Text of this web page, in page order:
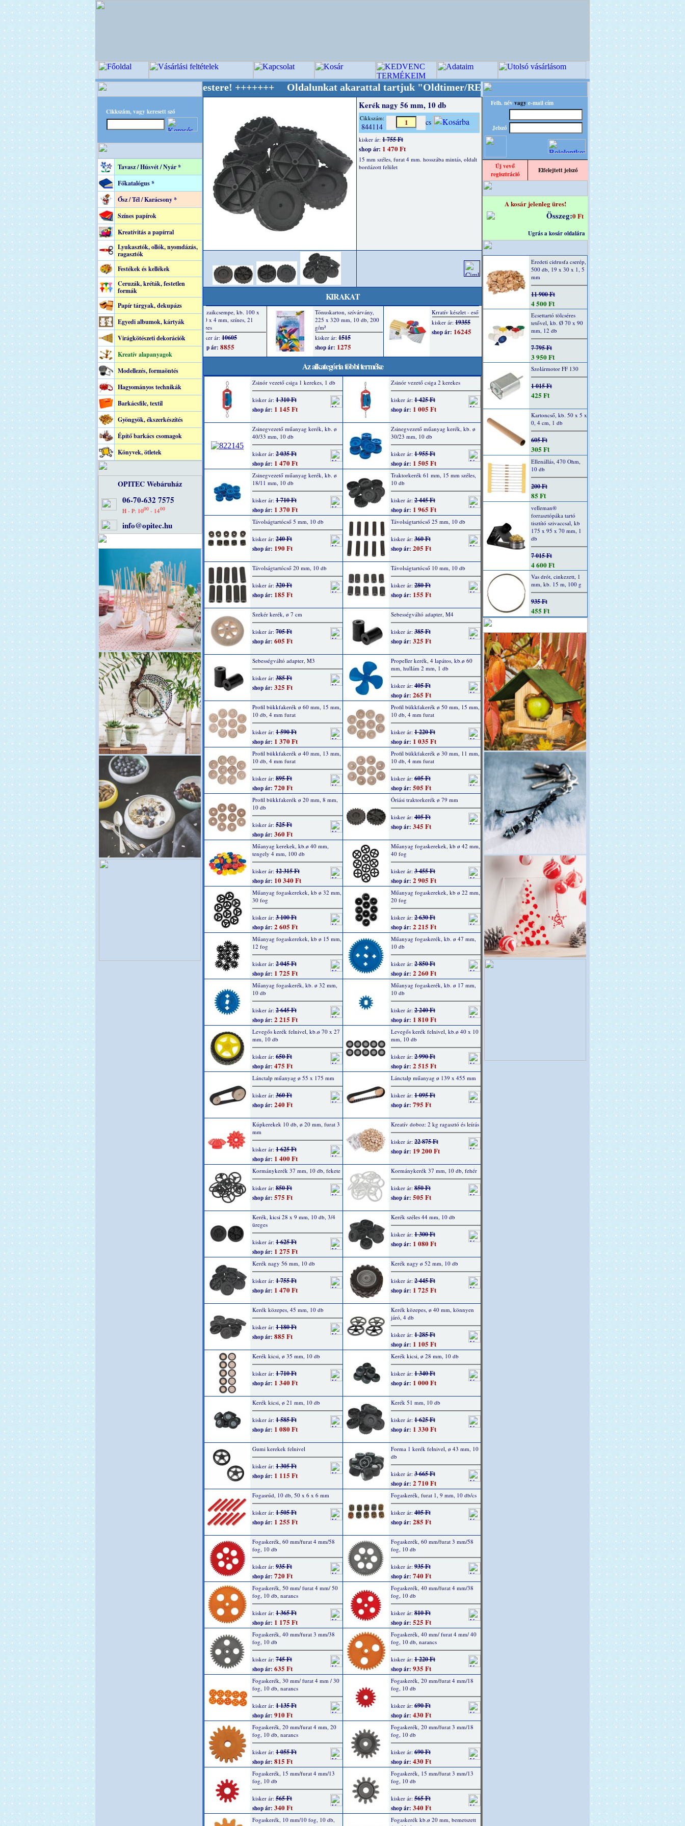
Cikkszám, vagy keresett szó
Tavasz / Húsvét / Nyár *
Főkatalógus *
Ősz / Tél / Karácsony *
Színes papírok
Kreatívitás a papírral
Lyukasztók, ollók, nyomdázás,
ragasztók
Festékek és kellékek
Ceruzák, kréták, festetlen
formák
Papír tárgyak, dekupázs
Egyedi albumok, kártyák
Virágkötészeti dekorációk
Kreatív alapanyagok
Modellezés, formaöntés
Hagyományos technikák
Barkácsfilc, textil
Gyöngyök, ékszerkészítés
Építő barkács csomagok
Könyvek, ötletek
OPITEC Webáruház
06-70-632 7575
H - P: 1000- 1400
info@opitec.hu
OPITEC - A Kreatív Világ Mestere! +++++++ Oldalunkat akarattal tartjuk "Oldtimer/RETRO" designba!
+++++++ OPITEC - A Kreatív
Kerék nagy 56 mm, 10 db
Cikkszám:
844114 cs
kisker ár: 1 755 Ft
shop ár: 1 470 Ft
15 mm széles, furat 4 mm. hosszába mintás, oldalt
bordázott felület
KIRAKAT
Az alkategória többi terméke
Zsinór vezető csiga 1 kerekes, 1 db
kisker ár: 1 310 Ft
shop ár: 1 145 Ft
Zsinór vezető csiga 2 kerekes
kisker ár: 1 425 Ft
shop ár: 1 005 Ft
Zsinegvezető műanyag kerék, kb. ø
40/33 mm, 10 db
kisker ár: 2 035 Ft
shop ár: 1 470 Ft
Zsinegvezető műanyag kerék, kb. ø
30/23 mm, 10 db
kisker ár: 1 955 Ft
shop ár: 1 505 Ft
Zsinegvezető műanyag kerék, kb. ø
18/11 mm, 10 db
kisker ár: 1 710 Ft
shop ár: 1 370 Ft
Traktorkerék 61 mm, 15 mm széles,
10 db
kisker ár: 2 445 Ft
shop ár: 1 965 Ft
Távolságtartócső 5 mm, 10 db
kisker ár: 240 Ft
shop ár: 190 Ft
Távolságtartócső 25 mm, 10 db
kisker ár: 360 Ft
shop ár: 205 Ft
Távolságtartócső 20 mm, 10 db
kisker ár: 320 Ft
shop ár: 185 Ft
Távolságtartócső 10 mm, 10 db
kisker ár: 280 Ft
shop ár: 155 Ft
Szekér kerék, ø 7 cm
kisker ár: 705 Ft
shop ár: 605 Ft
Sebességváltó adapter, M4
kisker ár: 385 Ft
shop ár: 325 Ft
Sebességváltó adapter, M3
kisker ár: 385 Ft
shop ár: 325 Ft
Propeller kerék, 4 lapátos, kb.ø 60
mm, hullám 2 mm, 1 db
kisker ár: 405 Ft
shop ár: 265 Ft
Profil bükkfakerék ø 60 mm, 15 mm,
10 db, 4 mm furat
kisker ár: 1 590 Ft
shop ár: 1 370 Ft
Profil bükkfakerék ø 50 mm, 15 mm,
10 db, 4 mm furat
kisker ár: 1 220 Ft
shop ár: 1 035 Ft
Profil bükkfakerék ø 40 mm, 13 mm,
10 db, 4 mm furat
kisker ár: 895 Ft
shop ár: 720 Ft
Profil bükkfakerék ø 30 mm, 11 mm,
10 db, 4 mm furat
kisker ár: 605 Ft
shop ár: 505 Ft
Profil bükkfakerék ø 20 mm, 8 mm,
10 db
kisker ár: 525 Ft
shop ár: 360 Ft
Óriási traktorkerék ø 79 mm
kisker ár: 405 Ft
shop ár: 345 Ft
Műanyag kerekek, kb.ø 40 mm,
tengely 4 mm, 100 db
kisker ár: 12 315 Ft
shop ár: 10 340 Ft
Műanyag fogaskerekek, kb ø 42 mm,
40 fog
kisker ár: 3 455 Ft
shop ár: 2 905 Ft
Műanyag fogaskerekek, kb ø 32 mm,
30 fog
kisker ár: 3 100 Ft
shop ár: 2 605 Ft
Műanyag fogaskerekek, kb ø 22 mm,
20 fog
kisker ár: 2 630 Ft
shop ár: 2 215 Ft
Műanyag fogaskerekek, kb ø 15 mm,
12 fog
kisker ár: 2 045 Ft
shop ár: 1 725 Ft
Műanyag fogaskerék, kb. ø 47 mm,
10 db
kisker ár: 2 850 Ft
shop ár: 2 260 Ft
Műanyag fogaskerék, kb. ø 32 mm,
10 db
kisker ár: 2 645 Ft
shop ár: 2 215 Ft
Műanyag fogaskerék, kb. ø 17 mm,
10 db
kisker ár: 2 240 Ft
shop ár: 1 810 Ft
Levegős kerék felnivel, kb.ø 70 x 27
mm, 10 db
kisker ár: 650 Ft
shop ár: 475 Ft
Levegős kerék felnivel, kb.ø 40 x 10
mm, 10 db
kisker ár: 2 990 Ft
shop ár: 2 515 Ft
Lánctalp műanyag ø 55 x 175 mm
kisker ár: 360 Ft
shop ár: 240 Ft
Lánctalp műanyag ø 139 x 455 mm
kisker ár: 1 095 Ft
shop ár: 795 Ft
Kúpkerekek 10 db, ø 20 mm, furat 3
mm
kisker ár: 1 625 Ft
shop ár: 1 400 Ft
Kreatív doboz: 2 kg ragasztó és leírás
kisker ár: 22 875 Ft
shop ár: 19 200 Ft
Kormánykerék 37 mm, 10 db, fekete
kisker ár: 850 Ft
shop ár: 575 Ft
Kormánykerék 37 mm, 10 db, fehér
kisker ár: 850 Ft
shop ár: 505 Ft
Kerék, kicsi 28 x 9 mm, 10 db, 3/4
üreges
kisker ár: 1 625 Ft
shop ár: 1 275 Ft
Kerék széles 44 mm, 10 db
kisker ár: 1 300 Ft
shop ár: 1 080 Ft
Kerék nagy 56 mm, 10 db
kisker ár: 1 755 Ft
shop ár: 1 470 Ft
Kerék nagy ø 52 mm, 10 db
kisker ár: 2 445 Ft
shop ár: 1 725 Ft
Kerék közepes, 45 mm, 10 db
kisker ár: 1 180 Ft
shop ár: 885 Ft
Kerék közepes, ø 40 mm, könnyen
járó, 4 db
kisker ár: 1 285 Ft
shop ár: 1 105 Ft
Kerék kicsi, ø 35 mm, 10 db
kisker ár: 1 710 Ft
shop ár: 1 340 Ft
Kerék kicsi, ø 28 mm, 10 db
kisker ár: 1 340 Ft
shop ár: 1 000 Ft
Kerék kicsi, ø 21 mm, 10 db
kisker ár: 1 585 Ft
shop ár: 1 080 Ft
Kerék 51 mm, 10 db
kisker ár: 1 625 Ft
shop ár: 1 330 Ft
Gumi kerekek felnivel
kisker ár: 1 305 Ft
shop ár: 1 115 Ft
Forma 1 kerék felnivel, ø 43 mm, 10
db
kisker ár: 3 665 Ft
shop ár: 2 710 Ft
Fogasrúd, 10 db, 50 x 6 x 6 mm
kisker ár: 1 505 Ft
shop ár: 1 255 Ft
Fogaskerék, furat 1, 9 mm, 10 db/cs
kisker ár: 405 Ft
shop ár: 285 Ft
Fogaskerék, 60 mm/furat 4 mm/58
fog, 10 db
kisker ár: 935 Ft
shop ár: 720 Ft
Fogaskerék, 60 mm/furat 3 mm/58
fog, 10 db
kisker ár: 935 Ft
shop ár: 740 Ft
Fogaskerék, 50 mm/ furat 4 mm/ 50
fog, 10 db, narancs
kisker ár: 1 365 Ft
shop ár: 1 175 Ft
Fogaskerék, 40 mm/furat 4 mm/38
fog, 10 db
kisker ár: 810 Ft
shop ár: 525 Ft
Fogaskerék, 40 mm/furat 3 mm/38
fog, 10 db
kisker ár: 745 Ft
shop ár: 635 Ft
Fogaskerék, 40 mm/ furat 4 mm/ 40
fog, 10 db, narancs
kisker ár: 1 220 Ft
shop ár: 935 Ft
Fogaskerék, 30 mm/ furat 4 mm / 30
fog, 10 db, narancs
kisker ár: 1 135 Ft
shop ár: 910 Ft
Fogaskerék, 20 mm/furat 4 mm/18
fog, 10 db
kisker ár: 690 Ft
shop ár: 430 Ft
Fogaskerék, 20 mm/furat 4 mm, 20
fog, 10 db, narancs
kisker ár: 1 055 Ft
shop ár: 815 Ft
Fogaskerék, 20 mm/furat 3 mm/18
fog, 10 db
kisker ár: 690 Ft
shop ár: 430 Ft
Fogaskerék, 15 mm/furat 4 mm/13
fog, 10 db
kisker ár: 565 Ft
shop ár: 340 Ft
Fogaskerék, 15 mm/furat 3 mm/13
fog, 10 db
kisker ár: 565 Ft
shop ár: 340 Ft
Fogaskerék, 10 mm/10 fog, 10 db,
Fogaskerék kb.ø 20 mm, bemetszett
Felh. név vagy e-mail cím
Jelszó
Új vevő
regisztráció
Elfelejtett jelszó
A kosár jelenleg üres!
Összeg:0 Ft
Ugrás a kosár oldalára
Eredeti cidrusfa cserép,
500 db, 19 x 30 x 1, 5
mm
11 900 Ft
4 500 Ft
Ecsettartó tölcséres
tetővel, kb. Ø 70 x 90
mm, 12 db
7 795 Ft
3 950 Ft
Szolármotor FF 130
1 015 Ft
425 Ft
Kartoncső, kb. 50 x 5 x
0, 4 cm, 1 db
605 Ft
305 Ft
Ellenállás, 470 Ohm,
10 db
200 Ft
85 Ft
velleman®
forrasztópáka tartó
tisztító szivaccsal, kb
175 x 95 x 70 mm, 1
db
7 015 Ft
4 600 Ft
Vas drót, cinkezett, 1
mm, kb. 15 m, 100 g
935 Ft
455 Ft